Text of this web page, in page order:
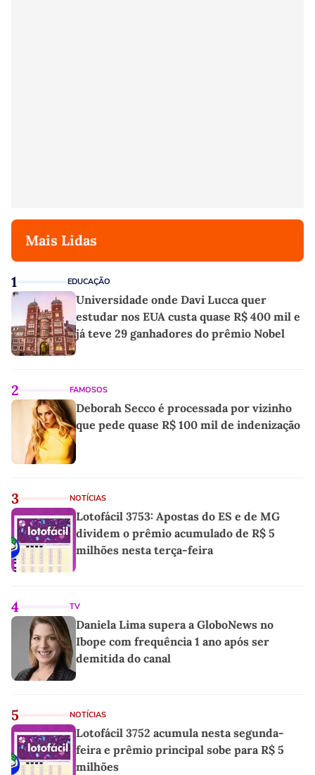
Mais Lidas
1 EDUCAÇÃO
Universidade onde Davi Lucca quer
estudar nos EUA custa quase R$ 400 mil e
já teve 29 ganhadores do prêmio Nobel
2 FAMOSOS
Deborah Secco é processada por vizinho
que pede quase R$ 100 mil de indenização
3 NOTÍCIAS
Lotofácil 3753: Apostas do ES e de MG
dividem o prêmio acumulado de R$ 5
milhões nesta terça-feira
4 TV
Daniela Lima supera a GloboNews no
Ibope com frequência 1 ano após ser
demitida do canal
5 NOTÍCIAS
Lotofácil 3752 acumula nesta segunda-
feira e prêmio principal sobe para R$ 5
milhões